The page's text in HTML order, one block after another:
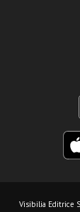
Visibilia Editrice